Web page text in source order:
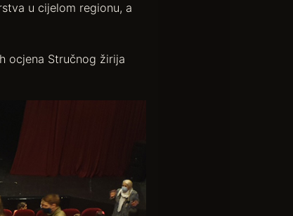
u cijelom regionu, a
ocjena Stručnog žirija